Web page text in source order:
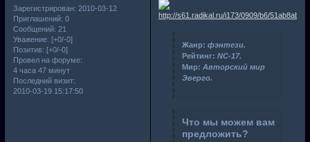
Зарегистрирован: 2010-03-12
Приглашений: 0
Сообщений: 21
Уважение: [+0/-0]
Позитив: [+0/-0]
Провел на форуме:
4 часа 47 минут
Последний визит:
2010-03-19 15:17:50
Жанр: фэнтези.
Рейтинг: NC-17.
Мир: Авторский мир
Эверго.
Что мы можем вам
предложить?